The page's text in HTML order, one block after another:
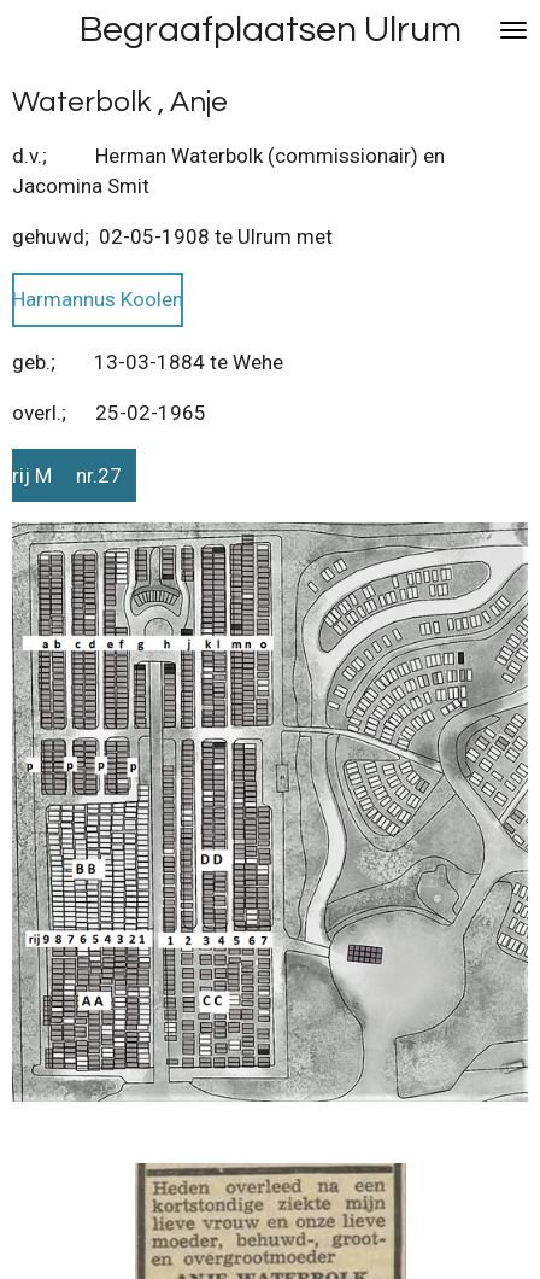
naar
de
hoofdinhoud
Begraafplaatsen Ulrum
Waterbolk , Anje
d.v.; Herman Waterbolk (commissionair) en
Jacomina Smit
gehuwd; 02-05-1908 te Ulrum met
Harmannus Koolen
geb.; 13-03-1884 te Wehe
overl.; 25-02-1965
rij M nr.27